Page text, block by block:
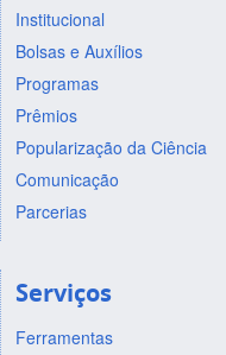
Institucional
Bolsas e Auxílios
Programas
Prêmios
Popularização da Ciência
Comunicação
Parcerias
Serviços
Ferramentas